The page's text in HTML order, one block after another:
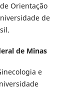
Orientação
de
de Minas
e